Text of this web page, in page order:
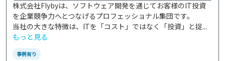
株式会社Flybyは、ソフトウェア開発を通じてお客様のIT投資
を企業競争力へとつなげるプロフェッショナル集団です。
当社の大きな特徴は、ITを「コスト」ではなく「投資」と捉...
もっと見る
事例有り